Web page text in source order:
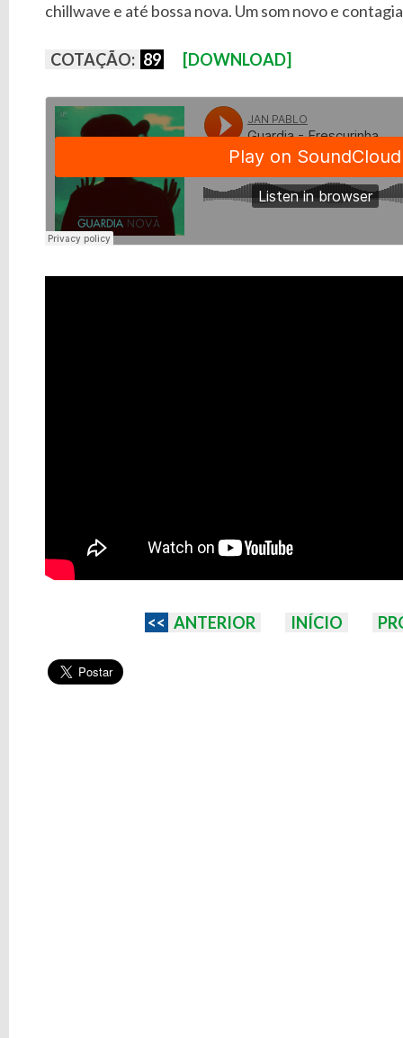
chillwave e até bossa nova. Um som novo e
COTAÇÃO: 89 [DOWNLOAD]
<< ANTERIOR INÍCIO